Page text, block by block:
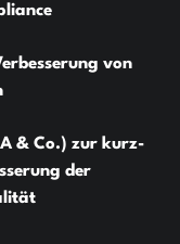
von
& Co.) zur kurz-
der